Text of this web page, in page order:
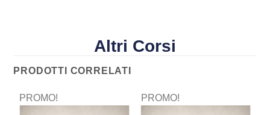
Altri Corsi
PRODOTTI CORRELATI
PROMO! PROMO!